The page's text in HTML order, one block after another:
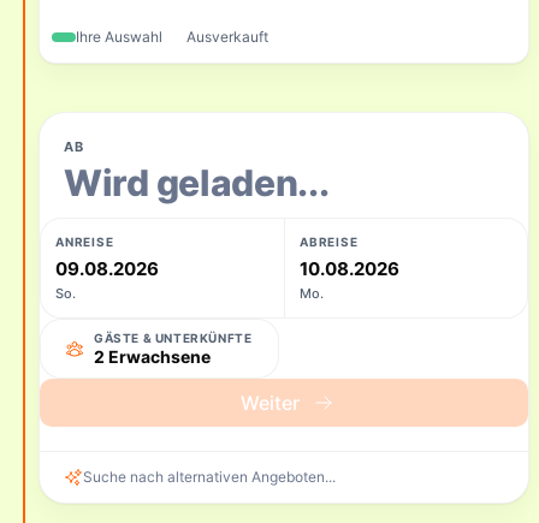
Ihre Auswahl Ausverkauft
AB
Wird geladen...
ANREISE
09.08.2026
So.
ABREISE
10.08.2026
Mo.
GÄSTE & UNTERKÜNFTE
2 Erwachsene
Weiter
Suche nach alternativen Angeboten...